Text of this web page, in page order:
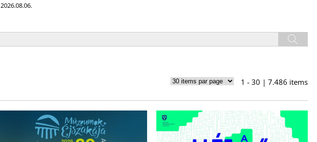
2026.08.06.
1 - 30 | 7.486 items